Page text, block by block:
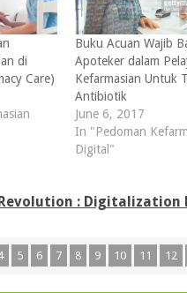
di
Care)
Buku Acuan Wajib
Apoteker dalam
Kefarmasian Untuk
Antibiotik
June 6, 2017
In "Pedoman
Digital"
: Digitalization
5 6 7 8 9 10 11 12